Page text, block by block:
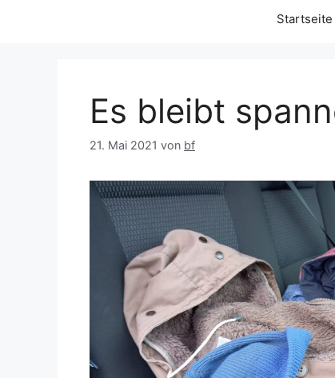
Startseite
Es bleibt
21. Mai 2021 von bf